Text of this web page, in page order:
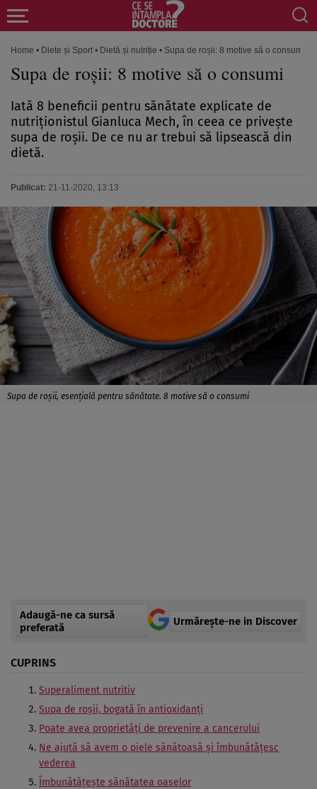
Home • Diete și Sport • Dietă și nutriție • Supa de roșii: 8 motive să o consumi
Supa de roșii: 8 motive să o consumi
Iată 8 beneficii pentru sănătate explicate de
nutriționistul Gianluca Mech, în ceea ce privește
supa de roșii. De ce nu ar trebui să lipsească din
dietă.
Publicat: 21-11-2020, 13:13
Supa de roșii, esențială pentru sănătate. 8 motive să o consumi
Adaugă-ne ca sursă
preferată
Urmărește-ne in Discover
CUPRINS
Superaliment nutritiv
Supa de roșii, bogată în antioxidanți
Poate avea proprietăți de prevenire a cancerului
Ne ajută să avem o piele sănătoasă și îmbunătățesc
vederea
Îmbunătățește sănătatea oaselor